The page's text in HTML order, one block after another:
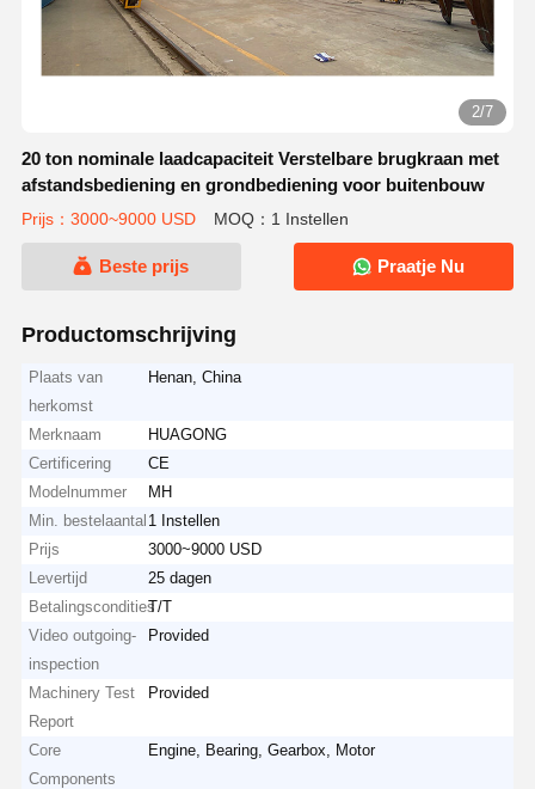
2/7
20 ton nominale laadcapaciteit Verstelbare brugkraan met
afstandsbediening en grondbediening voor buitenbouw
Prijs：3000~9000 USD MOQ：1 Instellen
Beste prijs Praatje Nu
Productomschrijving
Plaats van
herkomst
Henan, China
Merknaam
HUAGONG
Certificering
CE
Modelnummer
MH
Min. bestelaantal 1 Instellen
Prijs
3000~9000 USD
Levertijd
25 dagen
BetalingsconditiesT/T
Video outgoing-
inspection
Provided
Machinery Test
Report
Provided
Core
Components
Engine, Bearing, Gearbox, Motor